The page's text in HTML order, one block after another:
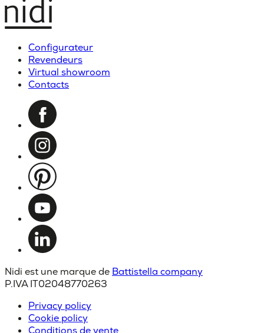
Configurateur
Revendeurs
Virtual showroom
Contacts
Nidi est une marque de Battistella company
P.IVA IT02048770263
Privacy policy
Cookie policy
Conditions de vente